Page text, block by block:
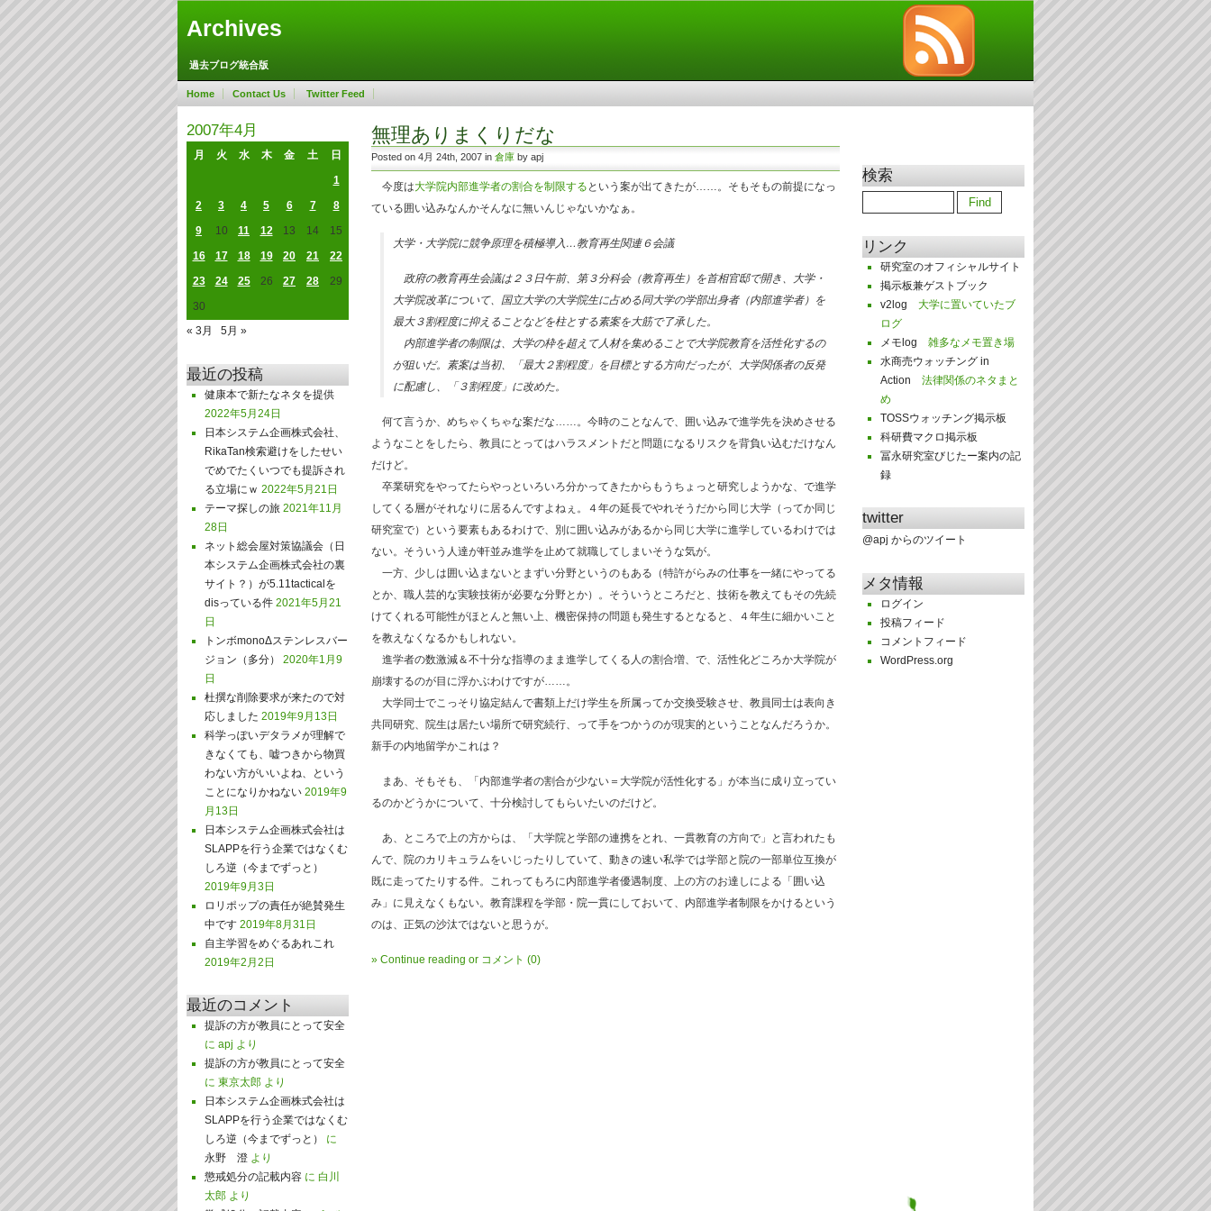
Archives
過去ブログ統合版
Home Contact Us Twitter Feed
2007年4月
月 火 水 木 金 土
日
1
2
3 4 5 6 7
8
9
10 11 12 13 14
15
16
17 18 19 20 21
22
23
24 25 26 27 28
29
30
« 3月
5月 »
最近の投稿
健康本で新たなネタを提供
2022年5月24日
日本システム企画株式会社、
RikaTan検索避けをしたせい
でめでたくいつでも提訴され
る立場にｗ 2022年5月21日
テーマ探しの旅 2021年11月
28日
ネット総会屋対策協議会（日
本システム企画株式会社の裏
サイト？）が5.11tacticalを
disっている件 2021年5月21
日
トンボmonoΔステンレスバー
ジョン（多分）
2020年1月9
日
杜撰な削除要求が来たので対
応しました 2019年9月13日
科学っぽいデタラメが理解で
きなくても、嘘つきから物買
わない方がいいよね、という
ことになりかねない 2019年9
月13日
日本システム企画株式会社は
SLAPPを行う企業ではなくむ
しろ逆（今までずっと）
2019年9月3日
ロリポップの責任が絶賛発生
中です 2019年8月31日
自主学習をめぐるあれこれ
2019年2月2日
最近のコメント
提訴の方が教員にとって安全
に apj より
提訴の方が教員にとって安全
に 東京太郎 より
日本システム企画株式会社は
SLAPPを行う企業ではなくむ
しろ逆（今までずっと）
に
永野 澄 より
懲戒処分の記載内容 に 白川
太郎 より
検索
リンク
研究室のオフィシャルサイト
掲示板兼ゲストブック
v2log 大学に置いていたブ
ログ
メモlog 雑多なメモ置き場
水商売ウォッチング in
Action 法律関係のネタまと
め
TOSSウォッチング掲示板
科研費マクロ掲示板
冨永研究室びじたー案内の記
録
twitter
@apj からのツイート
メタ情報
ログイン
投稿フィード
コメントフィード
WordPress.org
無理ありまくりだな
Posted on 4月 24th, 2007 in 倉庫 by apj
今度は大学院内部進学者の割合を制限する という案が出てきたが……。そもそもの前提になっ
ている囲い込みなんかそんなに無いんじゃないかなぁ。
大学・大学院に競争原理を積極導入…教育再生関連６会議
政府の教育再生会議は２３日午前、第３分科会（教育再生）を首相官邸で開き、大学・
大学院改革について、国立大学の大学院生に占める同大学の学部出身者（内部進学者）を
最大３割程度に抑えることなどを柱とする素案を大筋で了承した。
内部進学者の制限は、大学の枠を超えて人材を集めることで大学院教育を活性化するの
が狙いだ。素案は当初、「最大２割程度」を目標とする方向だったが、大学関係者の反発
に配慮し、「３割程度」に改めた。
何て言うか、めちゃくちゃな案だな……。今時のことなんで、囲い込みで進学先を決めさせる
ようなことをしたら、教員にとってはハラスメントだと問題になるリスクを背負い込むだけなん
だけど。
卒業研究をやってたらやっといろいろ分かってきたからもうちょっと研究しようかな、で進学
してくる層がそれなりに居るんですよねぇ。４年の延長でやれそうだから同じ大学（ってか同じ
研究室で）という要素もあるわけで、別に囲い込みがあるから同じ大学に進学しているわけでは
ない。そういう人達が軒並み進学を止めて就職してしまいそうな気が。
一方、少しは囲い込まないとまずい分野というのもある（特許がらみの仕事を一緒にやってる
とか、職人芸的な実験技術が必要な分野とか）。そういうところだと、技術を教えてもその先続
けてくれる可能性がほとんと無い上、機密保持の問題も発生するとなると、４年生に細かいこと
を教えなくなるかもしれない。
進学者の数激減＆不十分な指導のまま進学してくる人の割合増、で、活性化どころか大学院が
崩壊するのが目に浮かぶわけですが……。
大学同士でこっそり協定結んで書類上だけ学生を所属ってか交換受験させ、教員同士は表向き
共同研究、院生は居たい場所で研究続行、って手をつかうのが現実的ということなんだろうか。
新手の内地留学かこれは？
まあ、そもそも、「内部進学者の割合が少ない＝大学院が活性化する」が本当に成り立ってい
るのかどうかについて、十分検討してもらいたいのだけど。
あ、ところで上の方からは、「大学院と学部の連携をとれ、一貫教育の方向で」と言われたも
んで、院のカリキュラムをいじったりしていて、動きの速い私学では学部と院の一部単位互換が
既に走ってたりする件。これってもろに内部進学者優遇制度、上の方のお達しによる「囲い込
み」に見えなくもない。教育課程を学部・院一貫にしておいて、内部進学者制限をかけるという
のは、正気の沙汰ではないと思うが。
» Continue reading or コメント (0)